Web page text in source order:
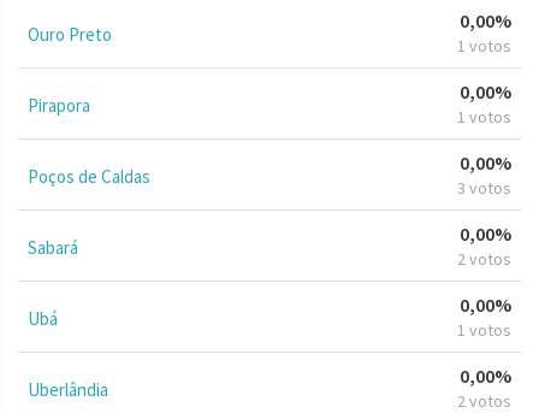
Ouro Preto
0,00%
1 votos
Pirapora
0,00%
1 votos
Poços de Caldas
0,00%
3 votos
Sabará
0,00%
2 votos
Ubá
0,00%
1 votos
Uberlândia
0,00%
2 votos